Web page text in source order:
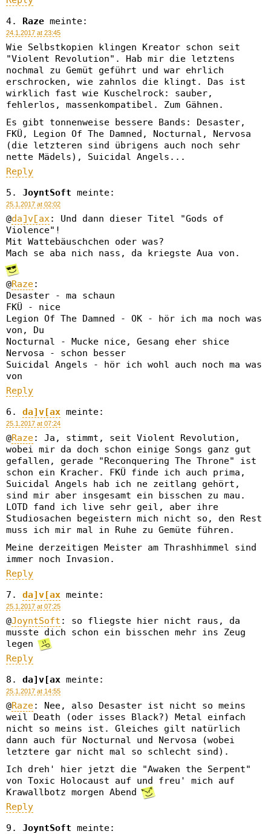
Raze meinte:
24.1.2017 at 23:45
Wie Selbstkopien klingen Kreator schon seit
"Violent Revolution". Hab mir die letztens
nochmal zu Gemüt geführt und war ehrlich
erschrocken, wie zahnlos die klingt. Das ist
wirklich fast wie Kuschelrock: sauber,
fehlerlos, massenkompatibel. Zum Gähnen.
Es gibt tonnenweise bessere Bands: Desaster,
FKÜ, Legion Of The Damned, Nocturnal, Nervosa
(die letzteren sind übrigens auch noch sehr
nette Mädels), Suicidal Angels...
Reply
JoyntSoft meinte:
25.1.2017 at 02:02
@da]v[ax: Und dann dieser Titel "Gods of
Violence"!
Mit Wattebäuschchen oder was?
Mach se aba nich nass, da kriegste Aua von.
@Raze:
Desaster - ma schaun
FKÜ - nice
Legion Of The Damned - OK - hör ich ma noch was
von, Du
Nocturnal - Mucke nice, Gesang eher shice
Nervosa - schon besser
Suicidal Angels - hör ich wohl auch noch ma was
von
Reply
da]v[ax meinte:
25.1.2017 at 07:24
@Raze: Ja, stimmt, seit Violent Revolution,
wobei mir da doch schon einige Songs ganz gut
gefallen, gerade "Reconquering The Throne" ist
schon ein Kracher. FKÜ finde ich auch prima,
Suicidal Angels hab ich ne zeitlang gehört,
sind mir aber insgesamt ein bisschen zu mau.
LOTD fand ich live sehr geil, aber ihre
Studiosachen begeistern mich nicht so, den Rest
muss ich mir mal in Ruhe zu Gemüte führen.
Meine derzeitigen Meister am Thrashhimmel sind
immer noch Invasion.
Reply
da]v[ax meinte:
25.1.2017 at 07:25
@JoyntSoft : so fliegste hier nicht raus, da
musste dich schon ein bisschen mehr ins Zeug
legen
Reply
da]v[ax meinte:
25.1.2017 at 14:55
@Raze: Nee, also Desaster ist nicht so meins
weil Death (oder isses Black?) Metal einfach
nicht so meins ist. Gleiches gilt natürlich
dann auch für Nocturnal und Nervosa (wobei
letztere gar nicht mal so schlecht sind).
Ich dreh' hier jetzt die "Awaken the Serpent"
von Toxic Holocaust auf und freu' mich auf
Krawallbotz morgen Abend
Reply
JoyntSoft meinte: